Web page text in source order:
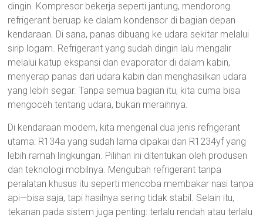
dingin. Kompresor bekerja seperti jantung, mendorong
refrigerant beruap ke dalam kondensor di bagian depan
kendaraan. Di sana, panas dibuang ke udara sekitar melalui
sirip logam. Refrigerant yang sudah dingin lalu mengalir
melalui katup ekspansi dan evaporator di dalam kabin,
menyerap panas dari udara kabin dan menghasilkan udara
yang lebih segar. Tanpa semua bagian itu, kita cuma bisa
mengoceh tentang udara, bukan meraihnya.
Di kendaraan modern, kita mengenal dua jenis refrigerant
utama: R134a yang sudah lama dipakai dan R1234yf yang
lebih ramah lingkungan. Pilihan ini ditentukan oleh produsen
dan teknologi mobilnya. Mengubah refrigerant tanpa
peralatan khusus itu seperti mencoba membakar nasi tanpa
api—bisa saja, tapi hasilnya sering tidak stabil. Selain itu,
tekanan pada sistem juga penting: terlalu rendah atau terlalu